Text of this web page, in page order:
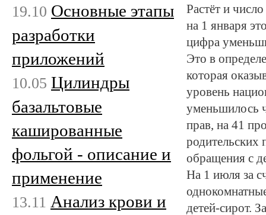
Растёт и
на 1 января
цифра
Это в
которая
уровень
уменьшилось
прав, на 41
родительских
обращения с
На 1 июля за
детей-сирот.
19.10 Основные этапы
разработки
приложений
10.05 Цилиндры
базальтовые
кашированные
фольгой - описание и
применение
13.11 Анализ крови и